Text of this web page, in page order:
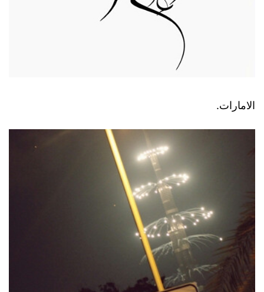
الامارات.